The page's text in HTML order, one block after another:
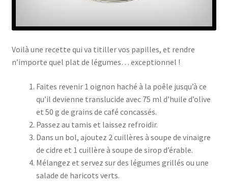
Voilà une recette qui va titiller vos papilles, et rendre
n’importe quel plat de légumes… exceptionnel !
Faites revenir 1 oignon haché à la poêle jusqu’à ce
qu’il devienne translucide avec 75 ml d’huile d’olive
et 50 g de grains de café concassés.
Passez au tamis et laissez refroidir.
Dans un bol, ajoutez 2 cuillères à soupe de vinaigre
de cidre et 1 cuillère à soupe de sirop d’érable.
Mélangez et servez sur des légumes grillés ou une
salade de haricots verts.